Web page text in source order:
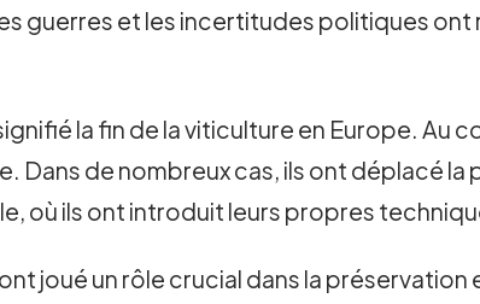
guerres et les incertitudes politiques
la fin de la viticulture en Europe. Au
Dans de nombreux cas, ils ont déplacé
où ils ont introduit leurs propres
joué un rôle crucial dans la